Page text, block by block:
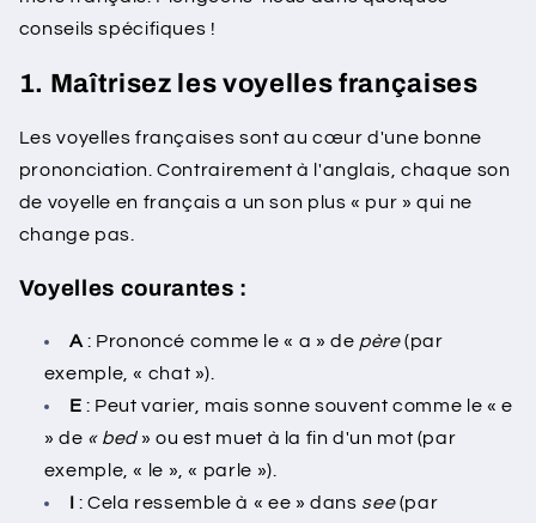
conseils spécifiques !
1. Maîtrisez les voyelles françaises
Les voyelles françaises sont au cœur d'une bonne
prononciation. Contrairement à l'anglais, chaque son
de voyelle en français a un son plus « pur » qui ne
change pas.
Voyelles courantes :
A : Prononcé comme le « a » de père(par
exemple, « chat »).
E : Peut varier, mais sonne souvent comme le « e
» de « bed» ou est muet à la fin d'un mot (par
exemple, « le », « parle »).
I : Cela ressemble à « ee » dans see(par